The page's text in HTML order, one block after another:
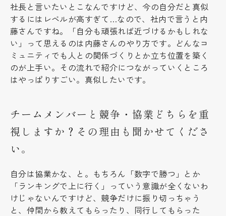
社長と言いたいとこなんですけど、今の自分だと真似
するにはレベルが高すぎて…なので、社内で言うと内
藤さんですね。「自分も頑張れば近づけるかもしれな
い」って思えるのは内藤さんのやり方です。どんなコ
ミュニティでも人との関係づくりとか立ち位置を築く
のが上手い。その流れで紹介につながっていくところ
はやっぱりすごい。真似したいです。
チームメンバーと競争・協業どちらを重
視しますか？その理由も聞かせてくださ
い。
自分は協業かな、と。もちろん「数字で勝つ」とか
「ランキングで上に行く」っていう意識が全くないわ
けじゃないんですけど、競争だけに振り切っちゃう
と、仲間から教えてもらったり、同行してもらった